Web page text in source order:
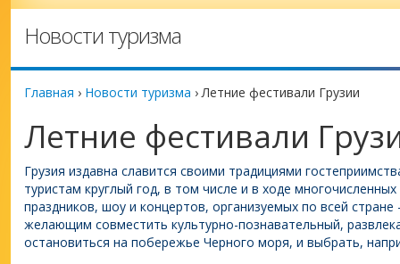
Новости туризма
Главная › Новости туризма › Летние фестивали Грузии
Летние фестивали
Грузия издавна славится своими традициями
туристам круглый год, в том числе и в ходе
праздников, шоу и концертов, организуемых по всей
желающим совместить культурно-познавательный,
остановиться на побережье Черного моря, и выбрать,